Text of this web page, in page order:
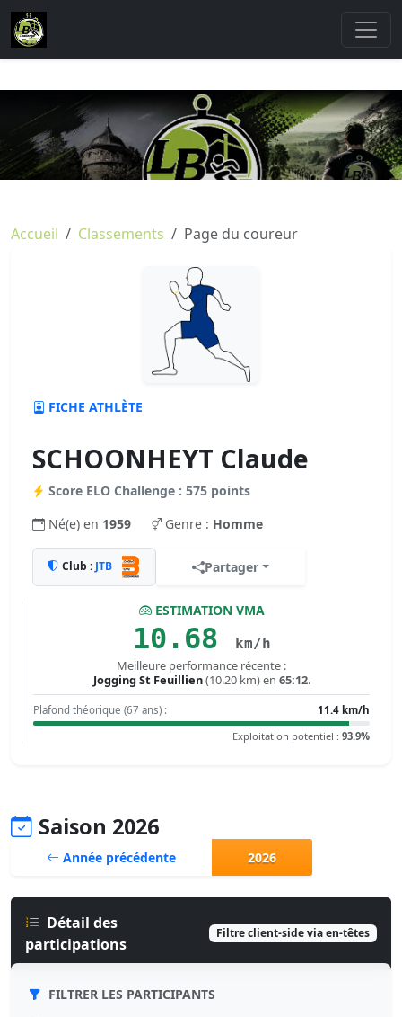
Accueil Classements Page du coureur
FICHE ATHLÈTE
SCHOONHEYT Claude
Score ELO Challenge : 575 points
Né(e) en 1959 Genre : Homme
Club : JTB Partager
ESTIMATION VMA
10.68 km/h
Meilleure performance récente :
Jogging St Feuillien(10.20 km) en 65:12.
Plafond théorique (67 ans) :
11.4 km/h
Exploitation potentiel : 93.9%
Saison 2026
Année précédente 2026
Détail des
participations
Filtre client-side via en-têtes
FILTRER LES PARTICIPANTS